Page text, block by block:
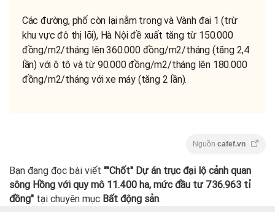
Các đường, phố còn lại nằm trong và Vành đai 1 (trừ
khu vực đô thị lõi), Hà Nội đề xuất tăng từ 150.000
đồng/m2/tháng lên 360.000 đồng/m2/tháng (tăng 2,4
lần) với ô tô và từ 90.000 đồng/m2/tháng lên 180.000
đồng/m2/tháng với xe máy (tăng 2 lần).
Nguồn cafef.vn
Bạn đang đọc bài viết ""Chốt" Dự án trục đại lộ cảnh quan
sông Hồng với quy mô 11.400 ha, mức đầu tư 736.963 tỉ
đồng" tại chuyên mục Bất động sản.